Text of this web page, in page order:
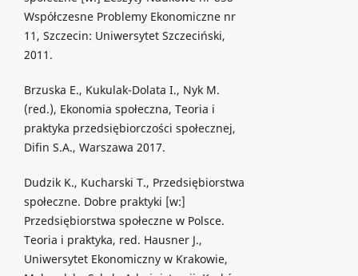
Współczesne Problemy Ekonomiczne nr
11, Szczecin: Uniwersytet Szczeciński,
2011.
Brzuska E., Kukulak-Dolata I., Nyk M.
(red.), Ekonomia społeczna, Teoria i
praktyka przedsiębiorczości społecznej,
Difin S.A., Warszawa 2017.
Dudzik K., Kucharski T., Przedsiębiorstwa
społeczne. Dobre praktyki [w:]
Przedsiębiorstwa społeczne w Polsce.
Teoria i praktyka, red. Hausner J.,
Uniwersytet Ekonomiczny w Krakowie,